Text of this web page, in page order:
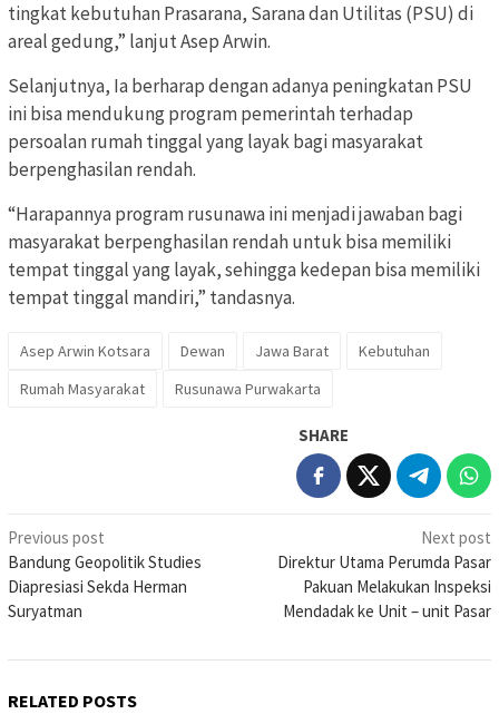
tingkat kebutuhan Prasarana, Sarana dan Utilitas (PSU) di
areal gedung,” lanjut Asep Arwin.
Selanjutnya, Ia berharap dengan adanya peningkatan PSU
ini bisa mendukung program pemerintah terhadap
persoalan rumah tinggal yang layak bagi masyarakat
berpenghasilan rendah.
“Harapannya program rusunawa ini menjadi jawaban bagi
masyarakat berpenghasilan rendah untuk bisa memiliki
tempat tinggal yang layak, sehingga kedepan bisa memiliki
tempat tinggal mandiri,” tandasnya.
Asep Arwin Kotsara Dewan Jawa Barat
Kebutuhan
Rumah Masyarakat
Rusunawa Purwakarta
SHARE
Post
navigation
Previous post
Bandung Geopolitik Studies
Diapresiasi Sekda Herman
Suryatman
Next post
Direktur Utama Perumda Pasar
Pakuan Melakukan Inspeksi
Mendadak ke Unit – unit Pasar
RELATED POSTS